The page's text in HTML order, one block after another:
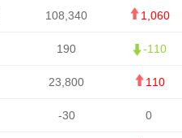
108,340 1,060
190 -110
23,800 110
-30 0